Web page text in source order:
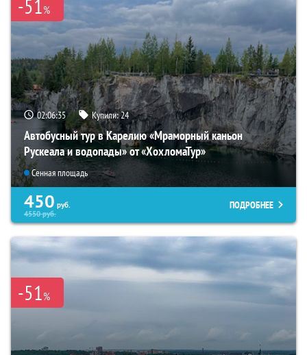
-51%
02:06:34 Купили:24
Автобусный тур в Карелию «Мраморный каньон
Рускеала и водопады» от «ХохломаТур»
Сенная площадь
450 руб.
4550руб.
ПОДРОБНЕЕ
-51%